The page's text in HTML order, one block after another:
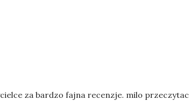
za bardzo fajna recenzje. milo przeczytac